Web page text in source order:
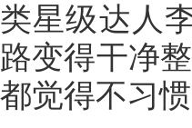
类星级达人
路变得干净
都觉得不习